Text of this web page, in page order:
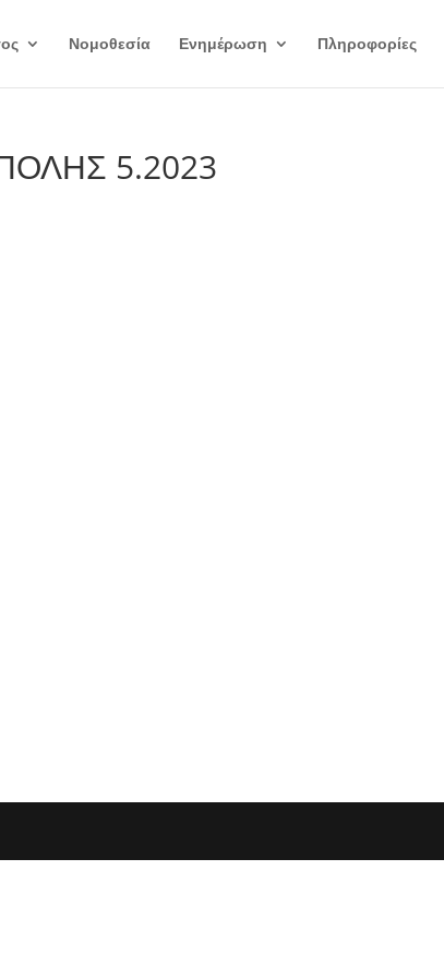
Νομοθεσία Ενημέρωση Πληροφορίες
5.2023